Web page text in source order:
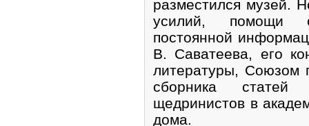
разместился музей.
усилий, помощи
постоянной
В. Саватеева, его
литературы, Союзом
сборника статей
щедринистов в
дома.